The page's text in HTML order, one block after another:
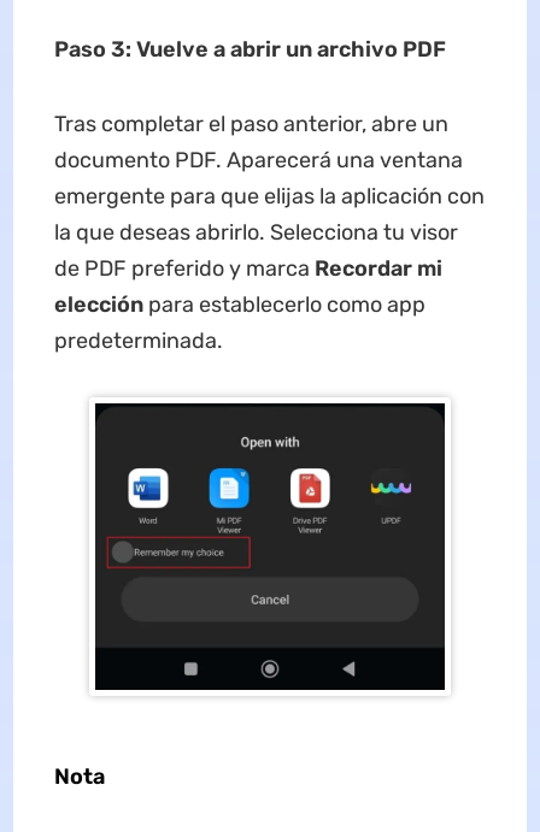
Paso 3: Vuelve a abrir un archivo PDF
Tras completar el paso anterior, abre un
documento PDF. Aparecerá una ventana
emergente para que elijas la aplicación con
la que deseas abrirlo. Selecciona tu visor
de PDF preferido y marca Recordar mi
elecciónpara establecerlo como app
predeterminada.
Nota